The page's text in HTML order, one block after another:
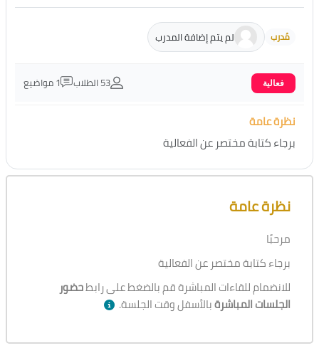
مُدرب لم يتم إضافة المدرب
فعالية 53 الطلاب 1 مواضيع
نظرة عامة
برجاء كتابة مختصر عن الفعالية
تجاوز [Cocoon] نظرة عامة على الدورة
نظرة عامة
مرحبًا
برجاء كتابة مختصر عن الفعالية
للانضمام للقاءات المباشرة قم بالضغط على رابطحضور
الجلسات المباشرةبالأسفل وقت الجلسة.